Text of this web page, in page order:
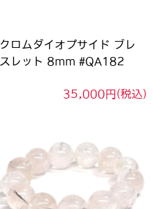
クロムダイオプサイド ブレ
スレット 8mm #QA182
35,000円(税込)